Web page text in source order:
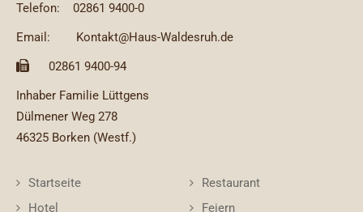
Telefon:
02861 9400-0
Email:
Kontakt@Haus-Waldesruh.de
02861 9400-94
Inhaber Familie Lüttgens
Dülmener Weg 278
46325 Borken (Westf.)
Startseite
Hotel
Restaurant
Feiern